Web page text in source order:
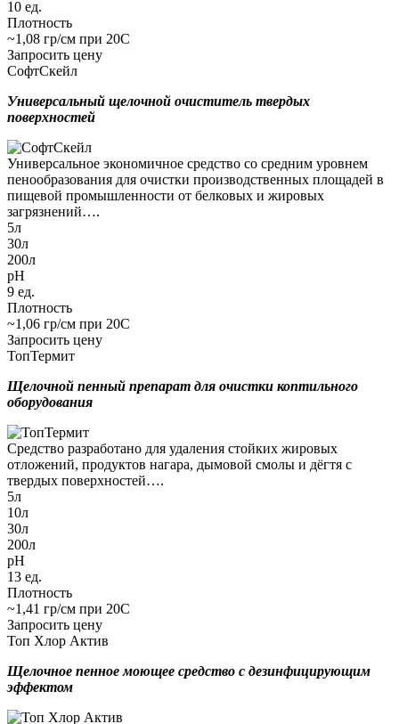
10 ед.
Плотность
~1,08 гр/см при 20С
Запросить цену
CофтСкейл
Универсальный щелочной очиститель твердых
поверхностей
Универсальное экономичное средство со средним уровнем
пенообразования для очистки производственных площадей в
пищевой промышленности от белковых и жировых
загрязнений….
5л
30л
200л
pH
9 ед.
Плотность
~1,06 гр/см при 20С
Запросить цену
ТопТермит
Щелочной пенный препарат для очистки коптильного
оборудования
Средство разработано для удаления стойких жировых
отложений, продуктов нагара, дымовой смолы и дёгтя с
твердых поверхностей….
5л
10л
30л
200л
pH
13 ед.
Плотность
~1,41 гр/см при 20С
Запросить цену
Топ Хлор Актив
Щелочное пенное моющее средство с дезинфицирующим
эффектом